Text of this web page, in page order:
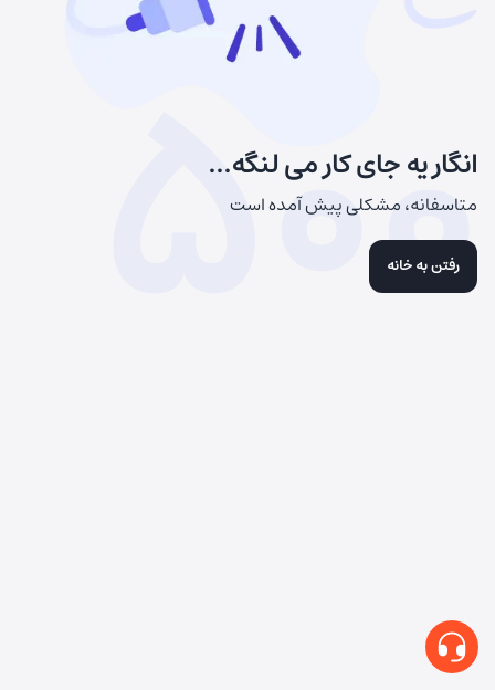
انگار یه جای کار می لنگه...
متاسفانه، مشکلی پیش آمده است
رفتن به خانه
500